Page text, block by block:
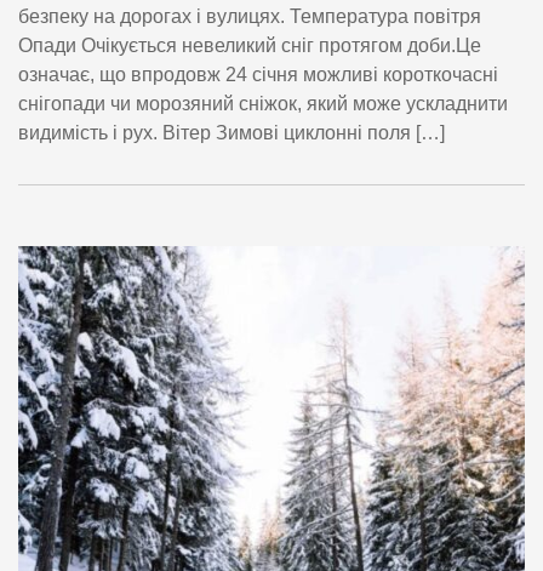
безпеку на дорогах і вулицях. Температура повітря
Опади Очікується невеликий сніг протягом доби.Це
означає, що впродовж 24 січня можливі короткочасні
снігопади чи морозяний сніжок, який може ускладнити
видимість і рух. Вітер Зимові циклонні поля […]